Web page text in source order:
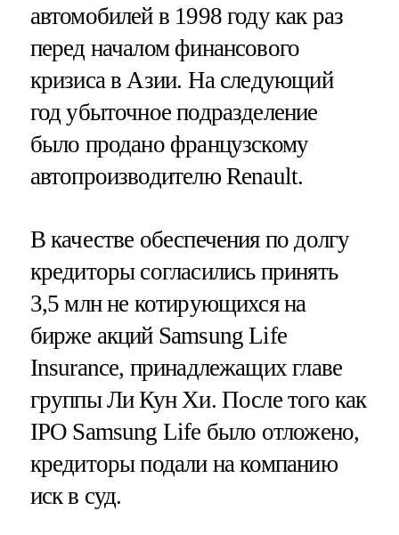
автомобилей в 1998 году как раз
перед началом финансового
кризиса в Азии. На следующий
год убыточное подразделение
было продано французскому
автопроизводителю Renault.
В качестве обеспечения по долгу
кредиторы согласились принять
3,5 млн не котирующихся на
бирже акций Samsung Life
Insurance, принадлежащих главе
группы Ли Кун Хи. После того как
IPO Samsung Life было отложено,
кредиторы подали на компанию
иск в суд.